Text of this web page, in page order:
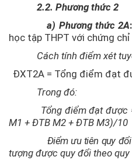
2.2. Phương thức 2
a) Phương thức 2A:
học tập THPT với chứng chỉ
Cách tính điểm xét
ĐXT2A = Tổng điểm đạt
Trong đó:
Tổng điểm đạt được =
M1 + ĐTB M2 + ĐTB M3)/10
Điểm ưu tiên quy đổi
tượng được quy đổi theo